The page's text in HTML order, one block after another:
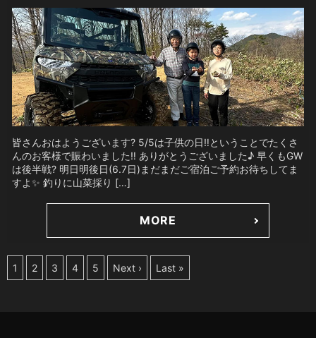
皆さんおはようございます? 5/5は子供の日‼️ということでたくさ
んのお客様で賑わいました‼️ ありがとうございました♪ 早くもGW
は後半戦? 明日明後日(6.7日)まだまだご宿泊ご予約お待ちしてま
すよ✨ 釣りに山菜採り […]
MORE
1 2 3 4 5 Next › Last »